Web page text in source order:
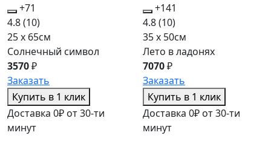
+71
4.8(10)
25 x 65см
Солнечный символ
3570₽
Заказать
Купить в 1 клик
Доставка 0₽ от 30-ти
минут
+141
4.8(10)
35 x 50см
Лето в ладонях
7070₽
Заказать
Купить в 1 клик
Доставка 0₽ от 30-ти
минут